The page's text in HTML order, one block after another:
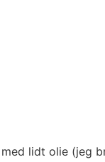
lidt olie (jeg